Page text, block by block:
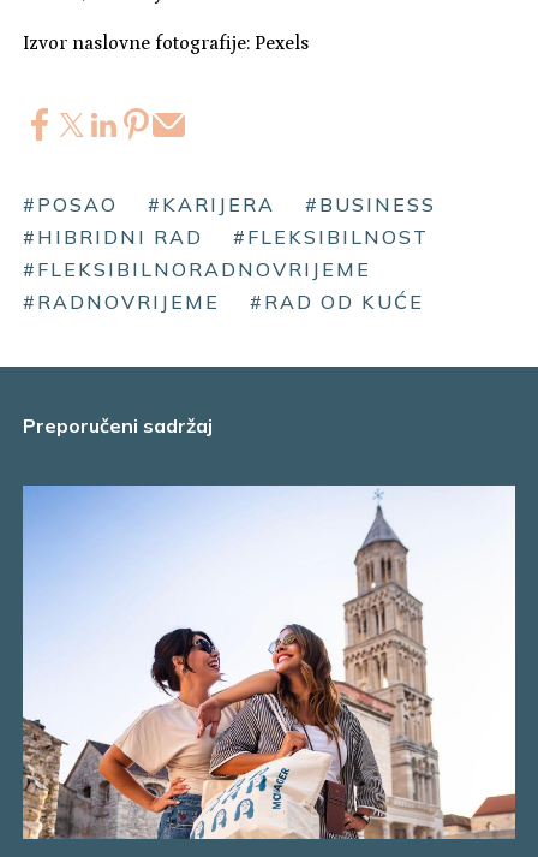
Izvor naslovne fotografije: Pexels
#POSAO #KARIJERA
#BUSINESS
#HIBRIDNI RAD
#FLEKSIBILNOST
#FLEKSIBILNORADNOVRIJEME
#RADNOVRIJEME
#RAD OD KUĆE
Preporučeni sadržaj